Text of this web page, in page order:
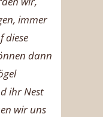
immer
diese
dann
ihr Nest
wir uns